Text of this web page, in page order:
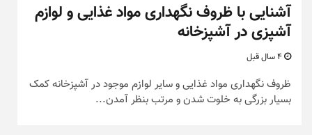
آشنایی با ظروف نگهداری مواد غذایی و لوازم
آشپزی در آشپزخانه
ظروف نگهداری مواد غذایی و سایر لوازم موجود در آشپزخانه کمک
بسیار بزرگی به خلوت شدن و مرتب بنظر آمدن...